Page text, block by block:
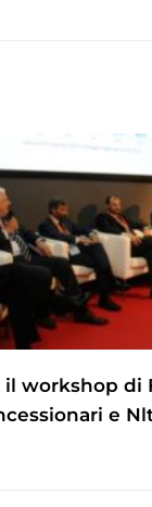
il workshop di
e